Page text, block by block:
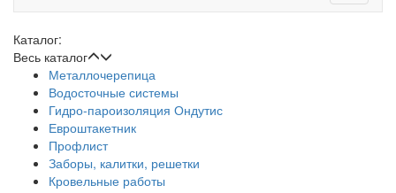
Каталог:
Весь каталог
Металлочерепица
Водосточные системы
Гидро-пароизоляция Ондутис
Евроштакетник
Профлист
Заборы, калитки, решетки
Кровельные работы